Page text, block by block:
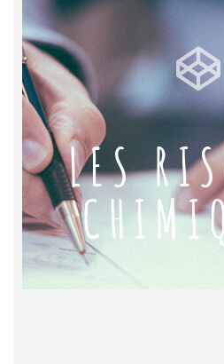
LES